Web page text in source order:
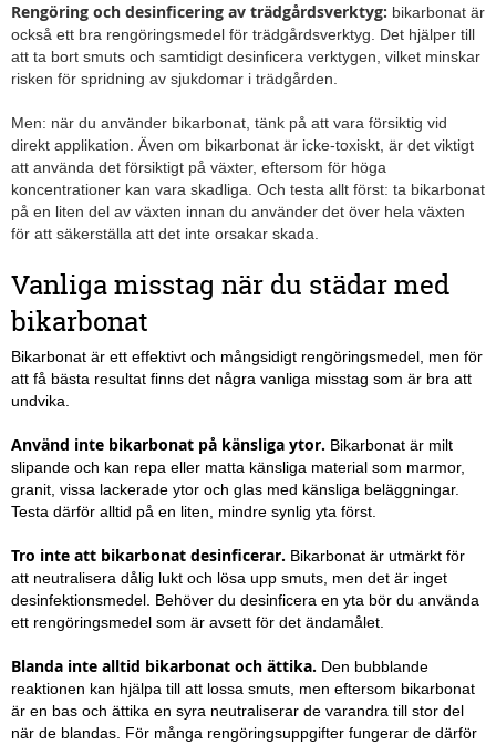
Rengöring och desinficering av trädgårdsverktyg: bikarbonat är
också ett bra rengöringsmedel för trädgårdsverktyg. Det hjälper till
att ta bort smuts och samtidigt desinficera verktygen, vilket minskar
risken för spridning av sjukdomar i trädgården.
Men: när du använder bikarbonat, tänk på att vara försiktig vid
direkt applikation. Även om bikarbonat är icke-toxiskt, är det viktigt
att använda det försiktigt på växter, eftersom för höga
koncentrationer kan vara skadliga. Och testa allt först: ta bikarbonat
på en liten del av växten innan du använder det över hela växten
för att säkerställa att det inte orsakar skada.
Vanliga misstag när du städar med
bikarbonat
Bikarbonat är ett effektivt och mångsidigt rengöringsmedel, men för
att få bästa resultat finns det några vanliga misstag som är bra att
undvika.
Använd inte bikarbonat på känsliga ytor. Bikarbonat är milt
slipande och kan repa eller matta känsliga material som marmor,
granit, vissa lackerade ytor och glas med känsliga beläggningar.
Testa därför alltid på en liten, mindre synlig yta först.
Tro inte att bikarbonat desinficerar. Bikarbonat är utmärkt för
att neutralisera dålig lukt och lösa upp smuts, men det är inget
desinfektionsmedel. Behöver du desinficera en yta bör du använda
ett rengöringsmedel som är avsett för det ändamålet.
Blanda inte alltid bikarbonat och ättika. Den bubblande
reaktionen kan hjälpa till att lossa smuts, men eftersom bikarbonat
är en bas och ättika en syra neutraliserar de varandra till stor del
när de blandas. För många rengöringsuppgifter fungerar de därför